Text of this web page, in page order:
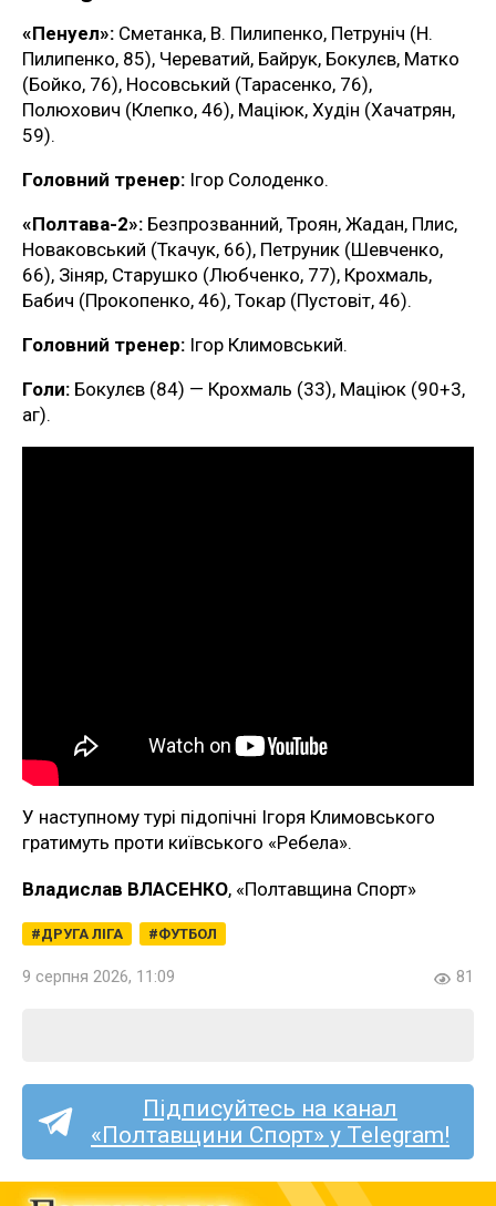
«Пенуел»: Сметанка, В. Пилипенко, Петруніч (Н.
Пилипенко, 85), Череватий, Байрук, Бокулєв, Матко
(Бойко, 76), Носовський (Тарасенко, 76),
Полюхович (Клепко, 46), Маціюк, Худін (Хачатрян,
59).
Головний тренер: Ігор Солоденко.
«Полтава-2»: Безпрозванний, Троян, Жадан, Плис,
Новаковський (Ткачук, 66), Петруник (Шевченко,
66), Зіняр, Старушко (Любченко, 77), Крохмаль,
Бабич (Прокопенко, 46), Токар (Пустовіт, 46).
Головний тренер: Ігор Климовський.
Голи: Бокулєв (84) — Крохмаль (33), Маціюк (90+3,
аг).
У наступному турі підопічні Ігоря Климовського
гратимуть проти київського «Ребела».
Владислав ВЛАСЕНКО, «Полтавщина Спорт»
ДРУГА ЛІГА ФУТБОЛ
9 серпня 2026, 11:09 81
Підписуйтесь на канал
«Полтавщини Спорт» у Telegram!